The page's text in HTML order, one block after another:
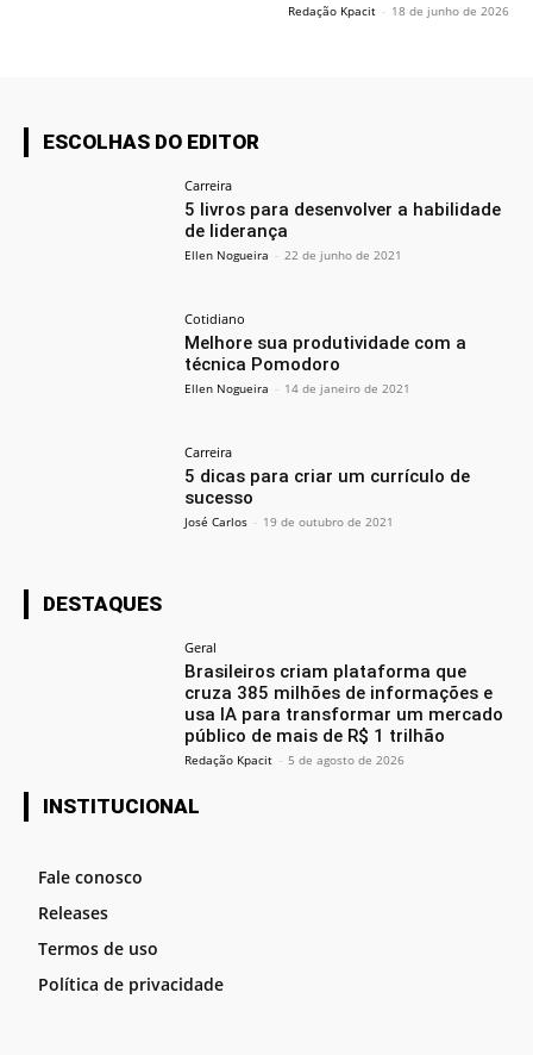
Redação Kpacit - 18 de junho de 2026
ESCOLHAS DO EDITOR
Carreira
5 livros para desenvolver a habilidade
de liderança
Ellen Nogueira - 22 de junho de 2021
Cotidiano
Melhore sua produtividade com a
técnica Pomodoro
Ellen Nogueira - 14 de janeiro de 2021
Carreira
5 dicas para criar um currículo de
sucesso
José Carlos - 19 de outubro de 2021
DESTAQUES
Geral
Brasileiros criam plataforma que
cruza 385 milhões de informações e
usa IA para transformar um mercado
público de mais de R$ 1 trilhão
Redação Kpacit - 5 de agosto de 2026
INSTITUCIONAL
Fale conosco
Releases
Termos de uso
Política de privacidade